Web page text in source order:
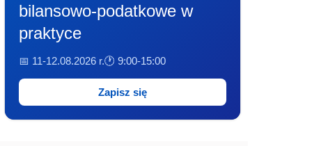
bilansowo-podatkowe w
praktyce
📅 11-12.08.2026 r.🕐 9:00-15:00
Zapisz się